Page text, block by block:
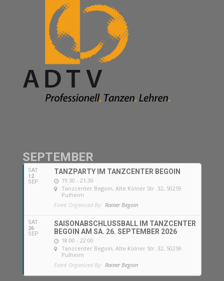
SEPTEMBER
SAT
12
SEP
TANZPARTY IM TANZCENTER BEGOIN
19:30 - 21:30
Tanzcenter Begoin, Alte Kölner Str. 32, 50259
Pulheim
Event Organized By: Rainer Begoin
SAT
26
SEP
SAISONABSCHLUSSBALL IM TANZCENTER
BEGOIN AM SA. 26. SEPTEMBER 2026
18:00 - 22:00
Tanzcenter Begoin, Alte Kölner Str. 32, 50259
Pulheim
Event Organized By: Rainer Begoin